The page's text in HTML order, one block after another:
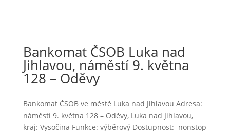
Bankomat ČSOB Luka nad
Jihlavou, náměstí 9. května
128 – Oděvy
Bankomat ČSOB ve městě Luka nad Jihlavou Adresa:
náměstí 9. května 128 – Oděvy, Luka nad Jihlavou,
kraj: Vysočina Funkce: výběrový Dostupnost: nonstop